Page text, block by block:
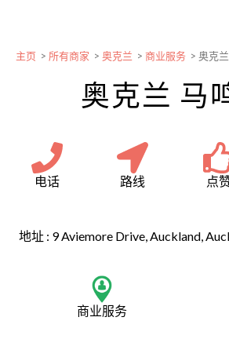
主页 > 所有商家 > 奥克兰 > 商业服务 > 奥克
奥克兰 马
电话 路线 点
地址 : 9 Aviemore Drive, Auckland,
商业服务